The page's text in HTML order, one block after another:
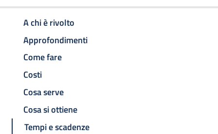
A chi è rivolto
Approfondimenti
Come fare
Costi
Cosa serve
Cosa si ottiene
Tempi e scadenze